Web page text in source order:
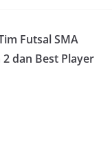
Futsal SMA
2 dan Best Player